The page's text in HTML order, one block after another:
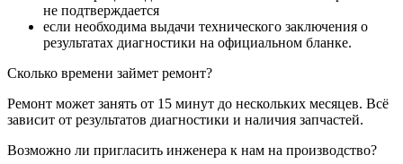
не подтверждается
если необходима выдачи технического заключения о
результатах диагностики на официальном бланке.
Сколько времени займет ремонт?
Ремонт может занять от 15 минут до нескольких месяцев. Всё
зависит от результатов диагностики и наличия запчастей.
Возможно ли пригласить инженера к нам на производство?